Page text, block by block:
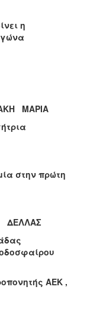
η
ΜΑΡΙΑ
στην πρώτη
ΔΕΛΛΑΣ
ΑΕΚ ,